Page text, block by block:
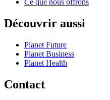
Découvrir aussi
Planet Future
Planet Business
Planet Health
Contact